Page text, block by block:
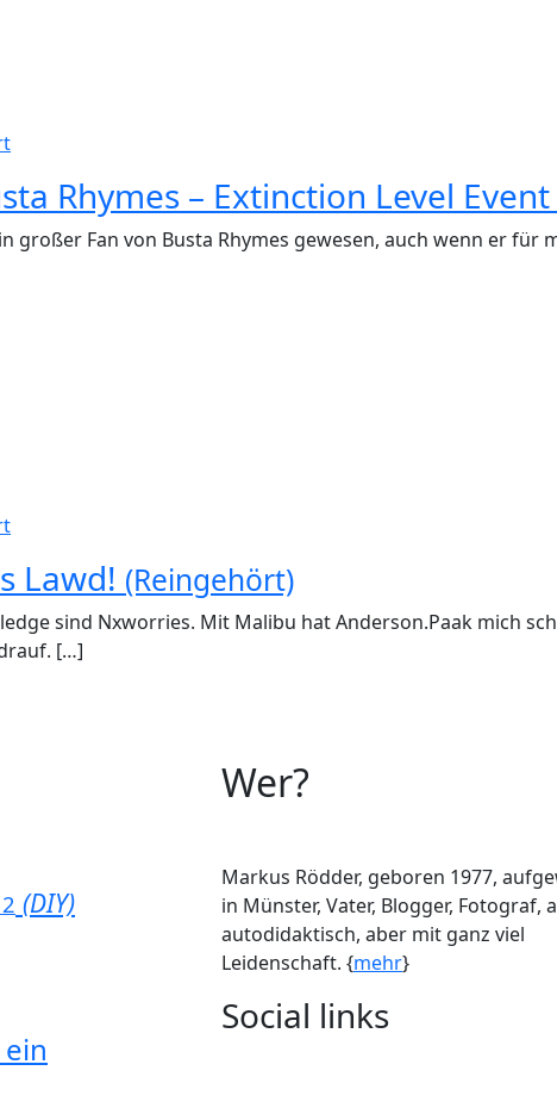
Rhymes – Extinction Level
großer Fan von Busta Rhymes gewesen, auch wenn er
Lawd! (Reingehört)
sind Nxworries. Mit Malibu hat Anderson.Paak mich
[…]
(DIY)
Wer?
Markus Rödder, geboren 1977,
in Münster, Vater, Blogger, Fotograf,
autodidaktisch, aber mit ganz viel
Leidenschaft. {mehr}
Social links